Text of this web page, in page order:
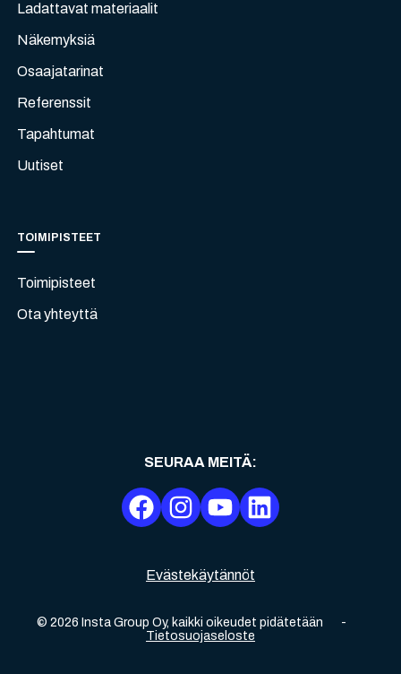
Ladattavat materiaalit
Näkemyksiä
Osaajatarinat
Referenssit
Tapahtumat
Uutiset
TOIMIPISTEET
Toimipisteet
Ota yhteyttä
Evästekäytännöt
© 2026 Insta Group Oy, kaikki oikeudet pidätetään
-
Tietosuojaseloste
SEURAA MEITÄ: